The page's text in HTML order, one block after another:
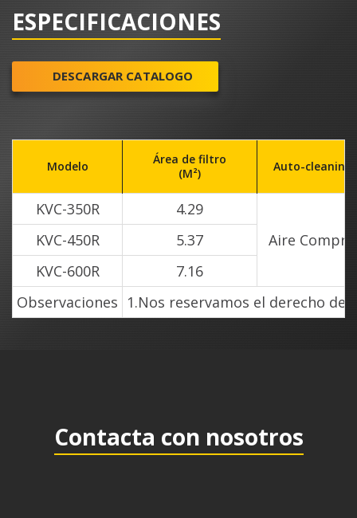
ESPECIFICACIONES
DESCARGAR CATALOGO
Modelo
Área de filtro
(M²)
Auto-cleaning
KVC-350R
4.29
Aire
KVC-450R
5.37
KVC-600R
7.16
Observaciones 1.Nos reservamos el derecho de
Contacta con nosotros